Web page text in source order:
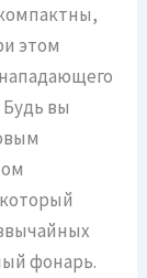
этом
вы
фонарь.